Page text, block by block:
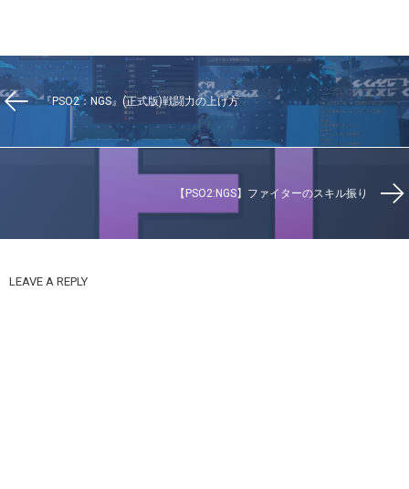
『PSO2：NGS』(正式版)戦闘力の上げ方
【PSO2:NGS】ファイターのスキル振り
LEAVE A REPLY